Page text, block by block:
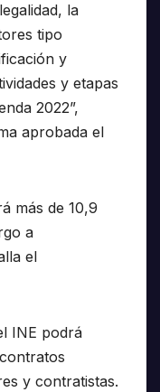
la
tipo
y
y etapas
2022”,
aprobada el
más de 10,9
a
el
INE podrá
y contratistas.